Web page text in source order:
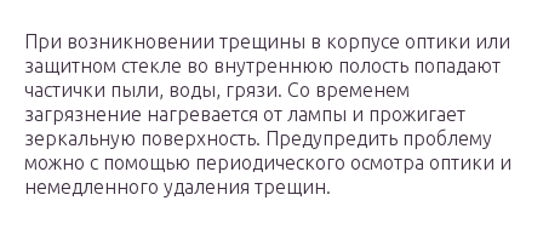
При возникновении трещины в корпусе оптики или
защитном стекле во внутреннюю полость попадают
частички пыли, воды, грязи. Со временем
загрязнение нагревается от лампы и прожигает
зеркальную поверхность. Предупредить проблему
можно с помощью периодического осмотра оптики и
немедленного удаления трещин.